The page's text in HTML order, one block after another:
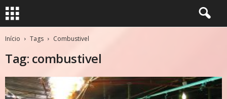
Início Tags Combustivel
Tag: combustivel